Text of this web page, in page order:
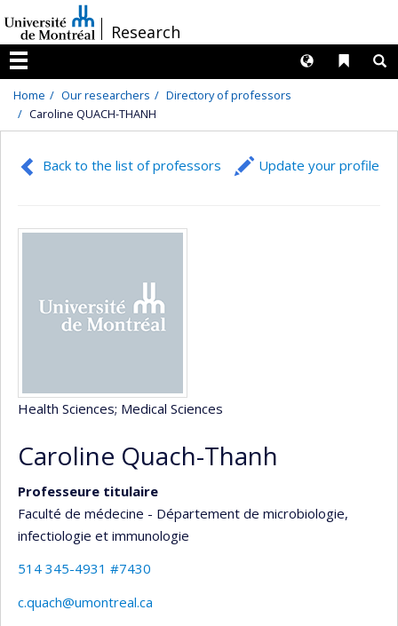
au
contenu
/Research
Menu
Liens
Langues
Home Our researchers
Directory of professors
Caroline QUACH-THANH
Back to the list of professors Update your profile
Health Sciences; Medical Sciences
Caroline Quach-Thanh
Professeure titulaire
Faculté de médecine - Département de microbiologie,
infectiologie et immunologie
514 345-4931 #7430
c.quach@umontreal.ca